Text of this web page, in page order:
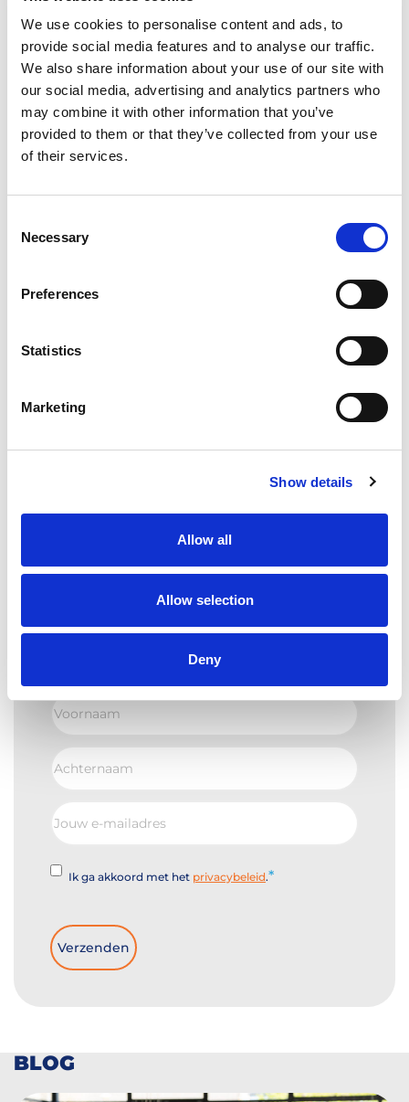
We use cookies to personalise content and ads, to
provide social media features and to analyse our traffic.
We also share information about your use of our site with
our social media, advertising and analytics partners who
may combine it with other information that you’ve
provided to them or that they’ve collected from your use
of their services.
Selection
Necessary
Preferences
Statistics
Marketing
Show details
Allow all
Allow selection
Deny
behandeld en gewaardeerd. Dat zie je terug in
motivatie, productiviteit en loyaliteit.
“Een goed werkgever zijn, daar draait het om. En
daarmee maak je echt het verschil,” aldus Simon.
uitzendkrachten 2026, gelijkwaardige beloning en
www.wijzerbelonen.nl
voor uitgebreide informatie,
vragen.
Heb je vragen of wil je sparren over jouw situatie?
contact op met je vaste contactpersoonbij
HOBIJ. We denken graag met je mee, zodat dat jij
NIEUWSTE
Voornaam
Achternaam
Instemming
Ik ga akkoord met het privacybeleid.
BLOG